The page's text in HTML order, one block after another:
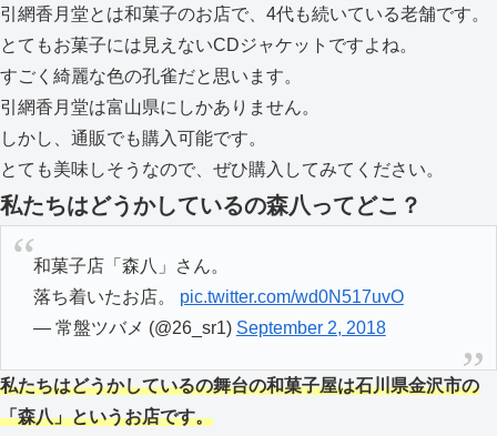
引網香月堂とは和菓子のお店で、4代も続いている老舗です。
とてもお菓子には見えないCDジャケットですよね。
すごく綺麗な色の孔雀だと思います。
引網香月堂は富山県にしかありません。
しかし、通販でも購入可能です。
とても美味しそうなので、ぜひ購入してみてください。
私たちはどうかしているの森八ってどこ？
和菓子店「森八」さん。
落ち着いたお店。 pic.twitter.com/wd0N517uvO
— 常盤ツバメ (@26_sr1) September 2, 2018
私たちはどうかしているの舞台の和菓子屋は石川県金沢市の
「森八」というお店です。